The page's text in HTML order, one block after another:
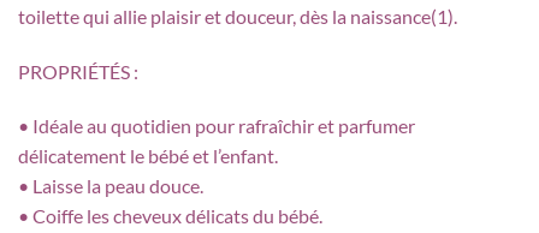
toilette qui allie plaisir et douceur, dès la naissance(1).
PROPRIÉTÉS :
• Idéale au quotidien pour rafraîchir et parfumer
délicatement le bébé et l’enfant.
• Laisse la peau douce.
• Coiffe les cheveux délicats du bébé.